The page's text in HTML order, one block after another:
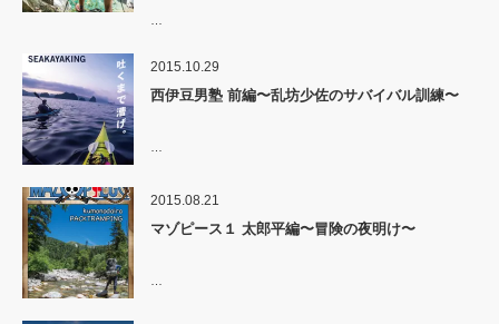
2015.10.29
西伊豆男塾 前編〜乱坊少佐のサバイバル訓練〜
2015.08.21
マゾピース１ 太郎平編〜冒険の夜明け〜